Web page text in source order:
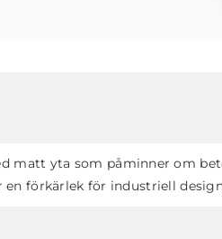
matt yta som påminner om
förkärlek för industriell